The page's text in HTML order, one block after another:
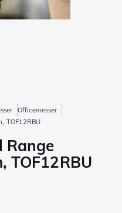
Officemesser
TOF12RBU
Range
TOF12RBU